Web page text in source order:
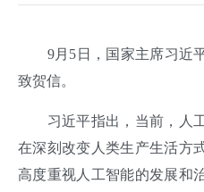
9月5日，国家主席习近平
致贺信。
习近平指出，当前，人工
在深刻改变人类生产生活方
高度重视人工智能的发展和